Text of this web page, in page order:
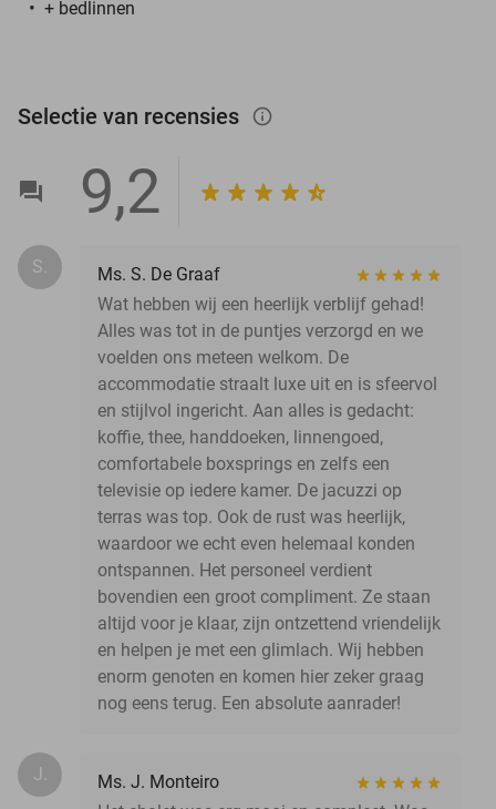
+ bedlinnen
Selectie van recensies info_outlined
9,2
S.
Ms. S. De Graaf
Wat hebben wij een heerlijk verblijf gehad!
Alles was tot in de puntjes verzorgd en we
voelden ons meteen welkom. De
accommodatie straalt luxe uit en is sfeervol
en stijlvol ingericht. Aan alles is gedacht:
koffie, thee, handdoeken, linnengoed,
comfortabele boxsprings en zelfs een
televisie op iedere kamer. De jacuzzi op
terras was top. Ook de rust was heerlijk,
waardoor we echt even helemaal konden
ontspannen. Het personeel verdient
bovendien een groot compliment. Ze staan
altijd voor je klaar, zijn ontzettend vriendelijk
en helpen je met een glimlach. Wij hebben
enorm genoten en komen hier zeker graag
nog eens terug. Een absolute aanrader!
J.
Ms. J. Monteiro